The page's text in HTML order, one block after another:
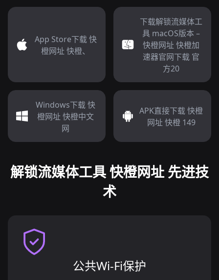
App Store下载 快
橙网址 快橙、
下载解锁流媒体工
具 macOS版本 –
快橙网址 快橙加
速器官网下载 官
方20
Windows下载 快
橙网址 快橙中文
网
APK直接下载 快橙
网址 快橙 149
解锁流媒体工具 快橙网址 先进技
术
公共Wi-Fi保护